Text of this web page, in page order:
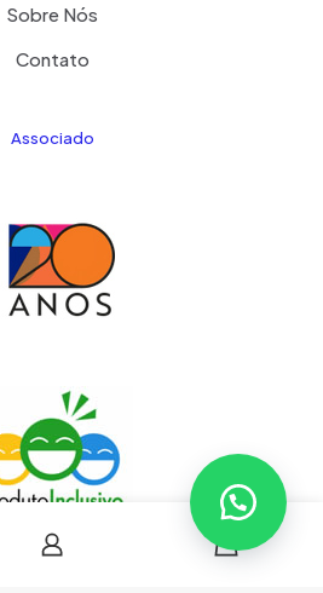
Sobre Nós
Contato
Associado